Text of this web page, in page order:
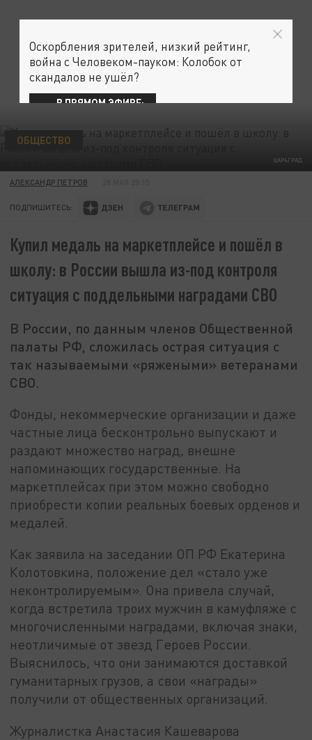
ЦАРЬГРАД
ОБЩЕСТВО
АЛЕКСАНДР ПЕТРОВ
ПОДПИШИТЕСЬ:
Купил медаль на маркетплейсе и пошёл в
школу: в России вышла из-под контроля
ситуация с поддельными наградами СВО
В России, по данным членов Общественной
палаты РФ, сложилась острая ситуация с
так называемыми «ряжеными» ветеранами
СВО.
Фонды, некоммерческие организации и даже
частные лица бесконтрольно выпускают и
раздают множество наград, внешне
напоминающих государственные. На
маркетплейсах при этом можно свободно
приобрести копии реальных боевых орденов и
медалей.
Как заявила на заседании ОП РФ Екатерина
Колотовкина, положение дел «стало уже
неконтролируемым». Она привела случай,
когда встретила троих мужчин в камуфляже с
многочисленными наградами, включая знаки,
неотличимые от звезд Героев России.
Выяснилось, что они занимаются доставкой
гуманитарных грузов, а свои «награды»
получили от общественных организаций.
Журналистка Анастасия Кашеварова
Оскорбления зрителей, низкий рейтинг,
война с Человеком-пауком: Колобок от
скандалов не ушёл?
В ПРЯМОМ ЭФИРЕ: